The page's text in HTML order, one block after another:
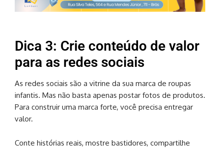
Dica 3: Crie conteúdo de valor
para as redes sociais
As redes sociais são a vitrine da sua marca de roupas
infantis. Mas não basta apenas postar fotos de produtos.
Para construir uma marca forte, você precisa entregar
valor.
Conte histórias reais, mostre bastidores, compartilhe